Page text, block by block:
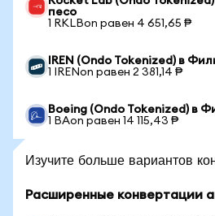
песо
1 RKLBon равен 4 651,65 ₱
IREN (Ondo Tokenized) в
1 IRENon равен 2 381,14 ₱
Boeing (Ondo Tokenized) в
1 BAon равен 14 115,43 ₱
Изучите больше вариантов
Расширенные конвертации